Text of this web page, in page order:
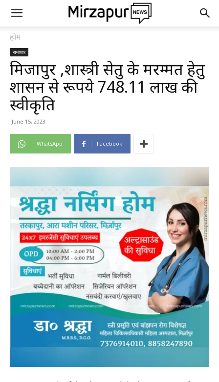
होम
समाचार
मिर्जापुर ,शास्त्री सेतु के मरम्मत हेतु
शासन से रूपये 748.11 लाख की
स्वीकृति
June 15, 2023
WhatsApp Facebook